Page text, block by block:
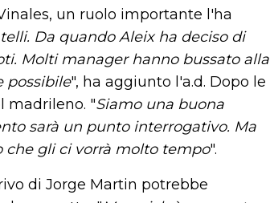
un ruolo importante l'ha
Da quando Aleix ha deciso di
Molti manager hanno bussato alla
possibile", ha aggiunto l'a.d. Dopo le
madrileno. "Siamo una buona
sarà un punto interrogativo. Ma
che gli ci vorrà molto tempo".
di Jorge Martin potrebbe